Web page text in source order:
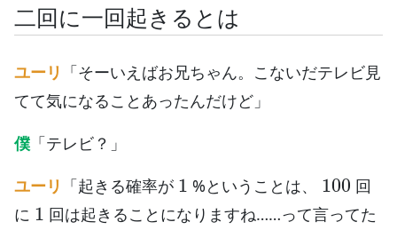
二回に一回起きるとは
ユーリ 「そーいえばお兄ちゃん。こないだテレビ見
てて気になることあったんだけど」
僕 「テレビ？」
ユーリ 「起きる確率が
1
%ということは、
100
回
に
1
回は起きることになりますね……って言ってた